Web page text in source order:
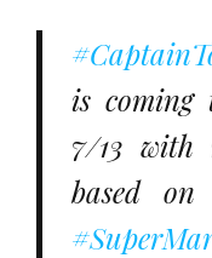
is coming
7/13 with
based